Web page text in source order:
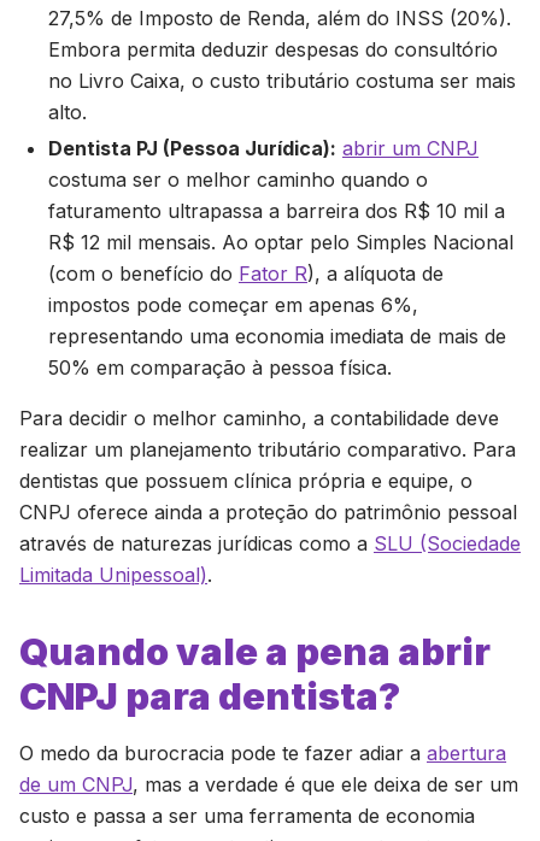
27,5% de Imposto de Renda, além do INSS (20%).
Embora permita deduzir despesas do consultório
no Livro Caixa, o custo tributário costuma ser mais
alto.
Dentista PJ (Pessoa Jurídica): abrir um CNPJ
costuma ser o melhor caminho quando o
faturamento ultrapassa a barreira dos R$ 10 mil a
R$ 12 mil mensais. Ao optar pelo Simples Nacional
(com o benefício do Fator R), a alíquota de
impostos pode começar em apenas 6%,
representando uma economia imediata de mais de
50% em comparação à pessoa física.
Para decidir o melhor caminho, a contabilidade deve
realizar um planejamento tributário comparativo. Para
dentistas que possuem clínica própria e equipe, o
CNPJ oferece ainda a proteção do patrimônio pessoal
através de naturezas jurídicas como a SLU (Sociedade
Limitada Unipessoal).
Quando vale a pena abrir
CNPJ para dentista?
O medo da burocracia pode te fazer adiar a abertura
de um CNPJ, mas a verdade é que ele deixa de ser um
custo e passa a ser uma ferramenta de economia